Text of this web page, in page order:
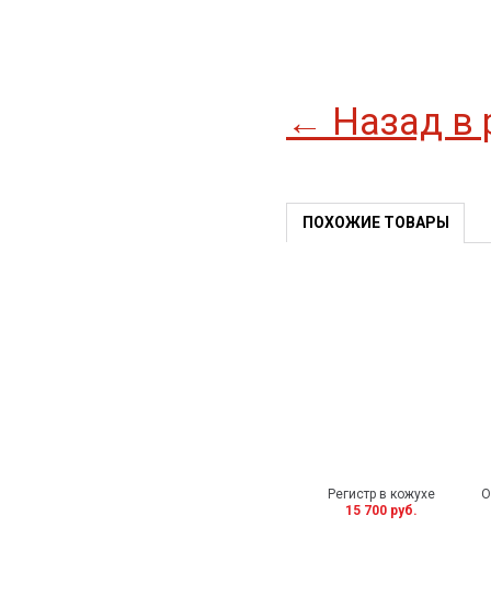
← Назад в
ПОХОЖИЕ ТОВАРЫ
Регистр в кожухе
15 700 руб.